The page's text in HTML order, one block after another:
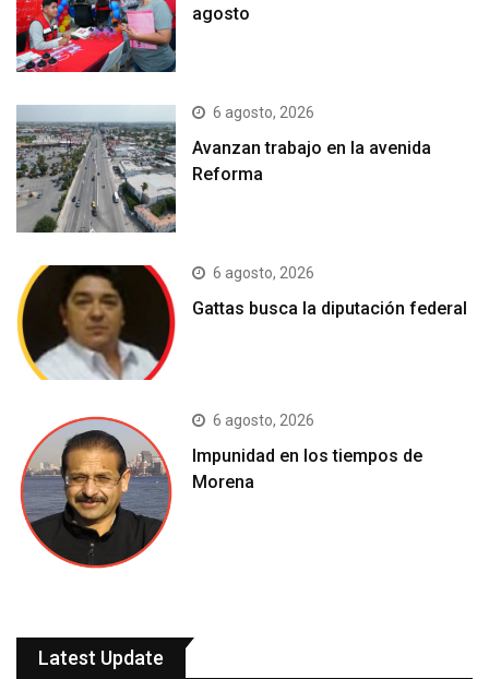
agosto
6 agosto, 2026
Avanzan trabajo en la avenida
Reforma
6 agosto, 2026
Gattas busca la diputación federal
6 agosto, 2026
Impunidad en los tiempos de
Morena
Latest Update